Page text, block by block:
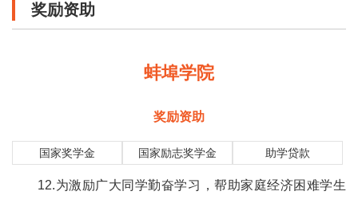
奖励资助
蚌埠学院
奖励资助
国家奖学金 国家励志奖学金 助学贷款
12.为激励广大同学勤奋学习，帮助家庭经济困难学生